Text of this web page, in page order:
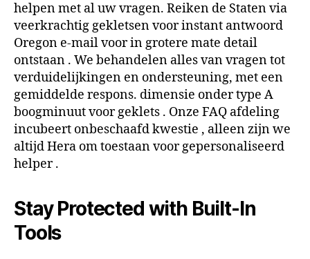
helpen met al uw vragen. Reiken de Staten via
veerkrachtig gekletsen voor instant antwoord
Oregon e-mail voor in grotere mate detail
ontstaan . We behandelen alles van vragen tot
verduidelijkingen en ondersteuning, met een
gemiddelde respons. dimensie onder type A
boogminuut voor geklets . Onze FAQ afdeling
incubeert onbeschaafd kwestie , alleen zijn we
altijd Hera om toestaan ​​voor gepersonaliseerd
helper .
Stay Protected with Built-In
Tools